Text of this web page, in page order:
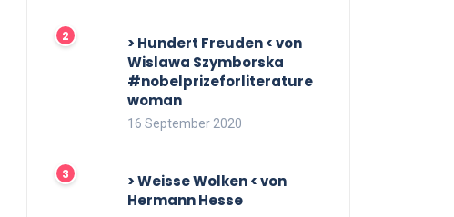
> Hundert Freuden < von
Wislawa Szymborska
#nobelprizeforliterature
woman
16 September 2020
> Weisse Wolken < von
Hermann Hesse